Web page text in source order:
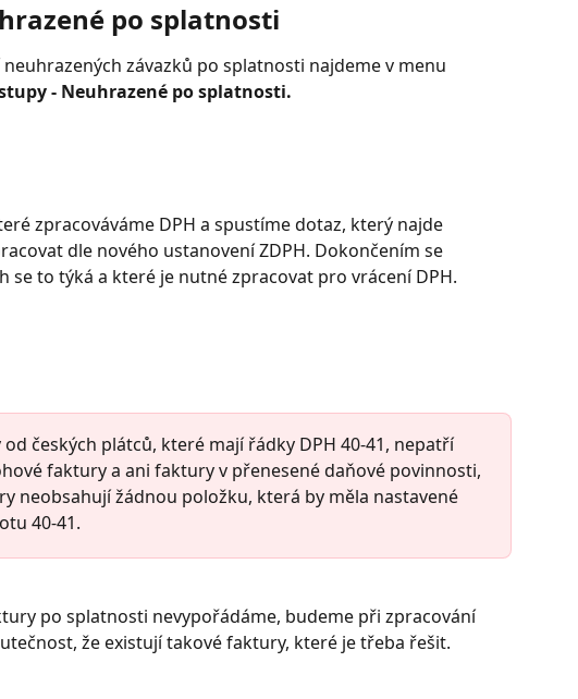
po splatnosti
závazků po splatnosti najdeme v menu
- Neuhrazené po splatnosti.
zpracováváme DPH a spustíme dotaz, který najde
dle nového ustanovení ZDPH. Dokončením se
se to týká a které je nutné zpracovat pro vrácení DPH.
českých plátců, které mají řádky DPH 40-41, nepatří
faktury a ani faktury v přenesené daňové povinnosti,
neobsahují žádnou položku, která by měla nastavené
40-41.
po splatnosti nevypořádáme, budeme při zpracování
že existují takové faktury, které je třeba řešit.